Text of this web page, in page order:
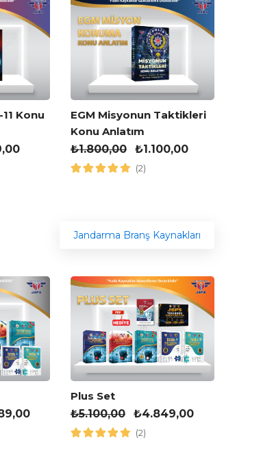
Konu
EGM Misyonun Taktikleri
Konu Anlatım
₺1.800,00 ₺1.100,00
(2)
Jandarma Branş Kaynakları
Plus Set
₺5.100,00 ₺4.849,00
(2)